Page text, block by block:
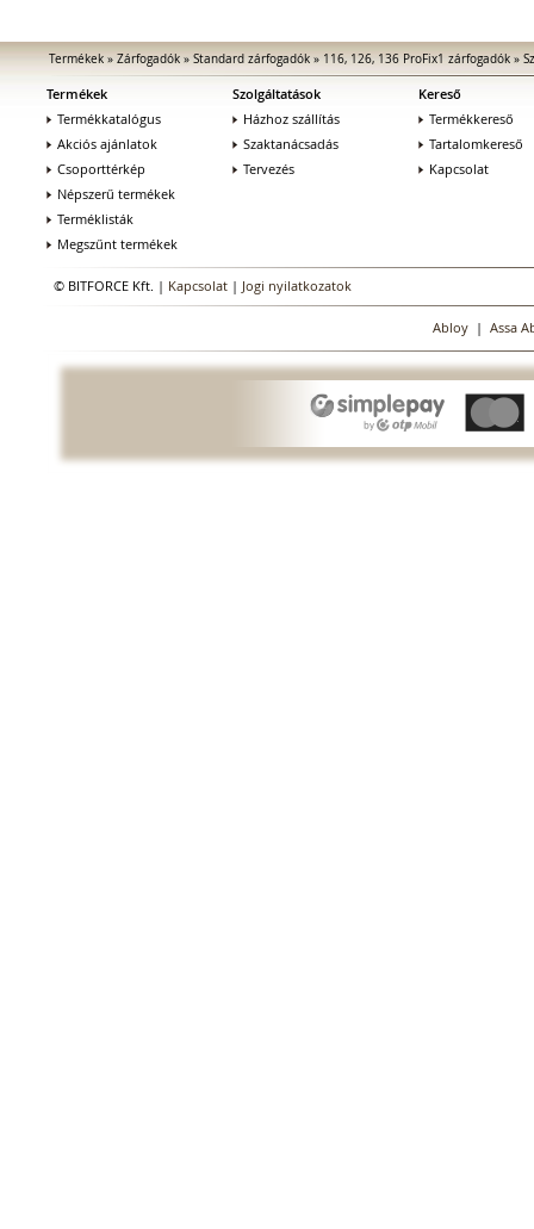
Termékek» Zárfogadók» Standard zárfogadók» 116, 126, 136 ProFix1 zárfogadók»
Termékek
Termékkatalógus
Akciós ajánlatok
Csoporttérkép
Népszerű termékek
Terméklisták
Megszűnt termékek
Szolgáltatások
Házhoz szállítás
Szaktanácsadás
Tervezés
Kereső
Termékkereső
Tartalomkereső
Kapcsolat
© BITFORCE Kft. | Kapcsolat | Jogi nyilatkozatok
Abloy| Assa